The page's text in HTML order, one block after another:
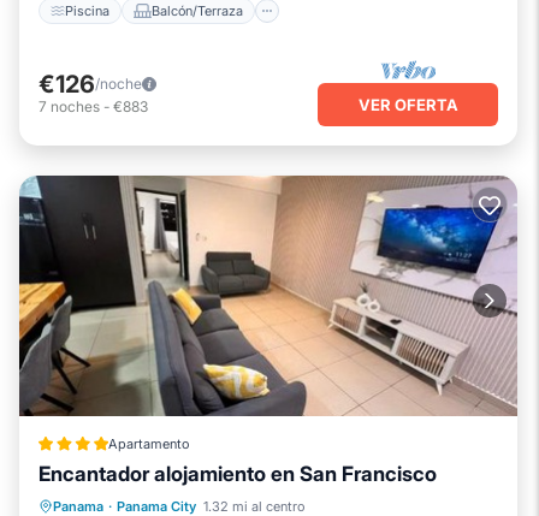
Piscina Balcón/Terraza
€126/noche
7 noches - €883 VER OFERTA
Apartamento
Encantador alojamiento en San Francisco
Panama · Panama City 1.32 mi al centro
Aparcamiento
Aire acondicionado